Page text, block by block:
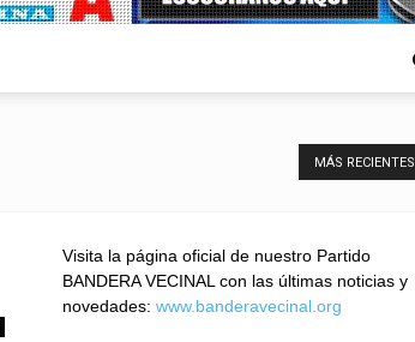
MÁS RECIENTES
Visita la página oficial de nuestro Partido
BANDERA VECINAL con las últimas noticias y
novedades: www.banderavecinal.org